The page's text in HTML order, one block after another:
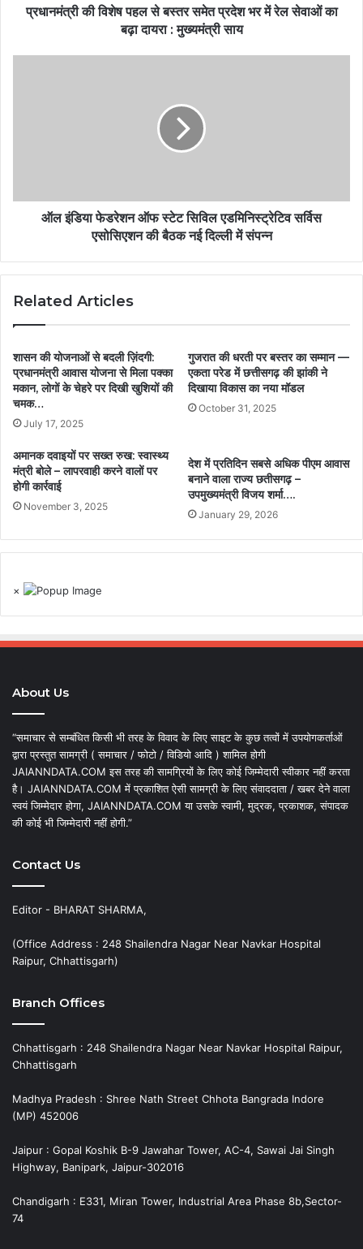
प्रधानमंत्री की विशेष पहल से बस्तर समेत प्रदेश भर में रेल सेवाओं का
बढ़ा दायरा : मुख्यमंत्री साय
ऑल इंडिया फेडरेशन ऑफ स्टेट सिविल एडमिनिस्ट्रेटिव सर्विस
एसोसिएशन की बैठक नई दिल्ली में संपन्न
Related Articles
शासन की योजनाओं से बदली ज़िंदगी:
प्रधानमंत्री आवास योजना से मिला पक्का
मकान, लोगों के चेहरे पर दिखी खुशियों की
चमक…
July 17, 2025
गुजरात की धरती पर बस्तर का सम्मान —
एकता परेड में छत्तीसगढ़ की झांकी ने
दिखाया विकास का नया मॉडल
October 31, 2025
अमानक दवाइयों पर सख्त रुख: स्वास्थ्य
मंत्री बोले – लापरवाही करने वालों पर
होगी कार्रवाई
November 3, 2025
देश में प्रतिदिन सबसे अधिक पीएम आवास
बनाने वाला राज्य छतीसगढ़ –
उपमुख्यमंत्री विजय शर्मा….
January 29, 2026
×
About Us
“समाचार से सम्बंधित किसी भी तरह के विवाद के लिए साइट के कुछ तत्वों में उपयोगकर्ताओं
द्वारा प्रस्तुत सामग्री ( समाचार / फोटो / विडियो आदि ) शामिल होगी
JAIANNDATA.COM इस तरह की सामग्रियों के लिए कोई जिम्मेदारी स्वीकार नहीं करता
है। JAIANNDATA.COM में प्रकाशित ऐसी सामग्री के लिए संवाददाता / खबर देने वाला
स्वयं जिम्मेदार होगा, JAIANNDATA.COM या उसके स्वामी, मुद्रक, प्रकाशक, संपादक
की कोई भी जिम्मेदारी नहीं होगी.”
Contact Us
Editor - BHARAT SHARMA,
(Office Address : 248 Shailendra Nagar Near Navkar Hospital
Raipur, Chhattisgarh)
Branch Offices
Chhattisgarh : 248 Shailendra Nagar Near Navkar Hospital Raipur,
Chhattisgarh
Madhya Pradesh : Shree Nath Street Chhota Bangrada Indore
(MP) 452006
Jaipur : Gopal Koshik B-9 Jawahar Tower, AC-4, Sawai Jai Singh
Highway, Banipark, Jaipur-302016
Chandigarh : E331, Miran Tower, Industrial Area Phase 8b,Sector-
74